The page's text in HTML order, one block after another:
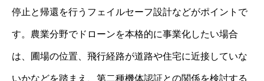
停止と帰還を行うフェイルセーフ設計などがポイントで
す。農業分野でドローンを本格的に事業化したい場合
は、圃場の位置、飛行経路が道路や住宅に近接していな
いかなどを踏まえ、第二種機体認証との関係を検討する